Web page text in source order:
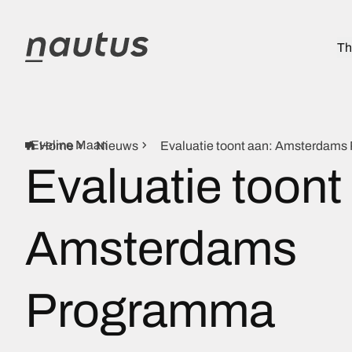
Home Nieuws Evaluatie toont aan: Amsterdams
Eveline Maan
Evaluatie toont
Amsterdams
Programma